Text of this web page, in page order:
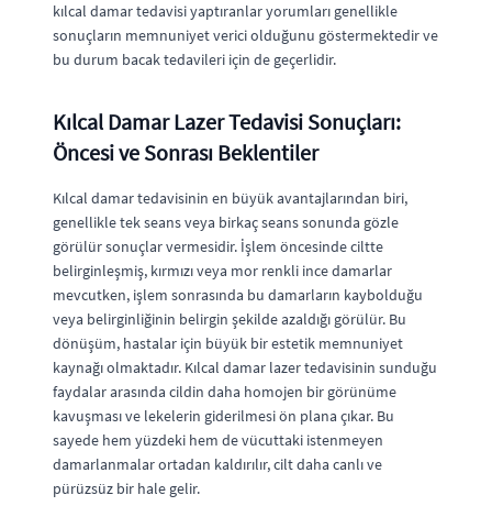
kılcal damar tedavisi yaptıranlar yorumları genellikle
sonuçların memnuniyet verici olduğunu göstermektedir ve
bu durum bacak tedavileri için de geçerlidir.
Kılcal Damar Lazer Tedavisi Sonuçları:
Öncesi ve Sonrası Beklentiler
Kılcal damar tedavisinin en büyük avantajlarından biri,
genellikle tek seans veya birkaç seans sonunda gözle
görülür sonuçlar vermesidir. İşlem öncesinde ciltte
belirginleşmiş, kırmızı veya mor renkli ince damarlar
mevcutken, işlem sonrasında bu damarların kaybolduğu
veya belirginliğinin belirgin şekilde azaldığı görülür. Bu
dönüşüm, hastalar için büyük bir estetik memnuniyet
kaynağı olmaktadır. Kılcal damar lazer tedavisinin sunduğu
faydalar arasında cildin daha homojen bir görünüme
kavuşması ve lekelerin giderilmesi ön plana çıkar. Bu
sayede hem yüzdeki hem de vücuttaki istenmeyen
damarlanmalar ortadan kaldırılır, cilt daha canlı ve
pürüzsüz bir hale gelir.